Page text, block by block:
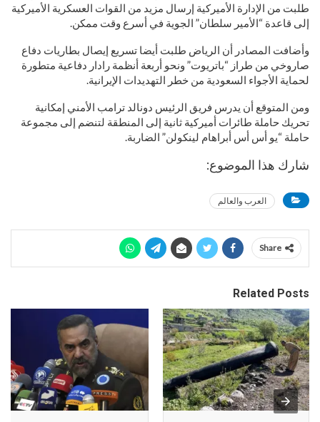
طلبت من الإدارة الأميركية إرسال مزيد من القوات العسكرية الأميركية
إلى قاعدة “الأمير سلطان” الجوية في أسرع وقت ممكن.
وأضافت المصادر أن الرياض طلبت أيضا تسريع إيصال بطاريات دفاع
صاروخي من طراز “باتريوت” ونحو أربعة أنظمة رادار دفاعية متطورة
لحماية الأجواء السعودية من خطر التهديدات الإيرانية.
ومن المتوقع أن يدرس فريق الرئيس دونالد ترامب الأمني إمكانية
تحريك حاملة طائرات أميركية ثانية إلى المنطقة لتنضم إلى مجموعة
حاملة “يو أس أس أبراهام لينكولن” الضاربة.
شارك هذا الموضوع:
العرب والعالم
Share
Related Posts